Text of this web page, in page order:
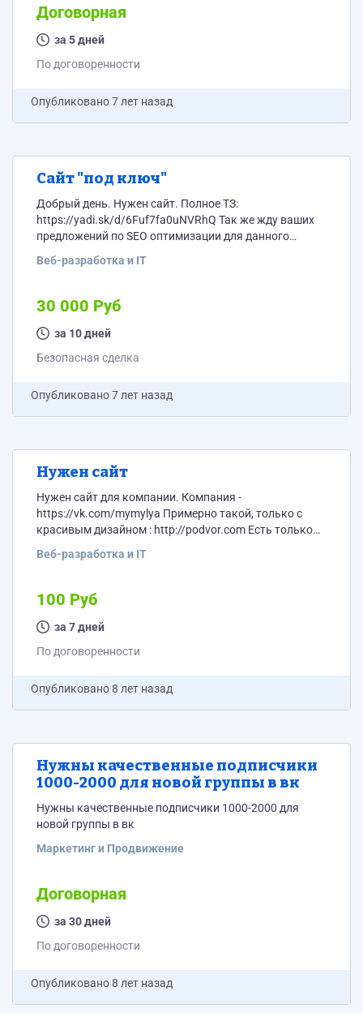
работы - уникализировать контент сайта для
поисковиков.
Договорная
за 5 дней
По договоренности
Опубликовано7 лет назад
Сайт "под ключ"
Добрый день. Нужен сайт. Полное ТЗ:
https://yadi.sk/d/6Fuf7fa0uNVRhQ Так же жду ваших
предложений по SEO оптимизации для данного
Веб-разработка и IT
30 000 Руб
за 10 дней
Безопасная сделка
Опубликовано7 лет назад
Нужен сайт
Нужен сайт для компании. Компания -
https://vk.com/mymylya Примерно такой, только с
красивым дизайном : http://podvor.com Есть только
Веб-разработка и IT
100 Руб
за 7 дней
По договоренности
Опубликовано8 лет назад
Нужны качественные подписчики
1000-2000 для новой группы в вк
Нужны качественные подписчики 1000-2000 для
новой группы в вк
Маркетинг и Продвижение
Договорная
за 30 дней
По договоренности
Опубликовано8 лет назад